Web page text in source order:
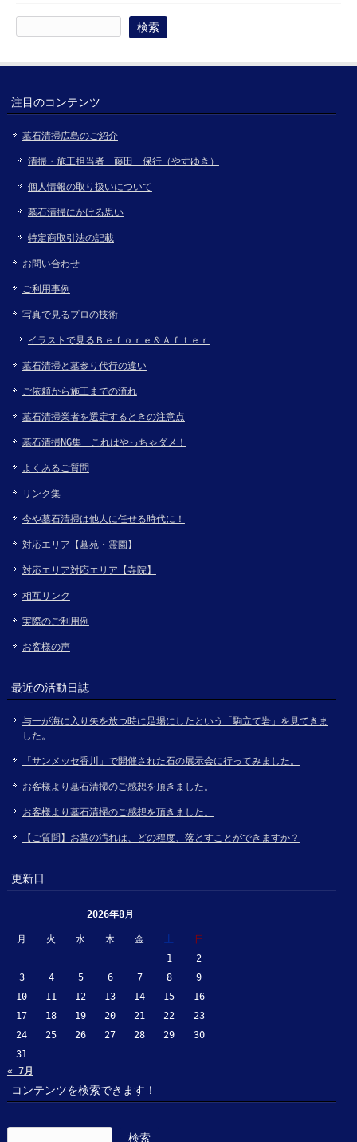
索:
注目のコンテンツ
墓石清掃広島のご紹介
清掃・施工担当者 藤田 保行（やすゆき）
個人情報の取り扱いについて
墓石清掃にかける思い
特定商取引法の記載
お問い合わせ
ご利用事例
写真で見るプロの技術
イラストで見るＢｅｆｏｒｅ＆Ａｆｔｅｒ
墓石清掃と墓参り代行の違い
ご依頼から施工までの流れ
墓石清掃業者を選定するときの注意点
墓石清掃NG集 これはやっちゃダメ！
よくあるご質問
リンク集
今や墓石清掃は他人に任せる時代に！
対応エリア【墓苑・霊園】
対応エリア対応エリア【寺院】
相互リンク
実際のご利用例
お客様の声
最近の活動日誌
与一が海に入り矢を放つ時に足場にしたという「駒立て岩」を見てきま
した。
「サンメッセ香川」で開催された石の展示会に行ってみました。
お客様より墓石清掃のご感想を頂きました。
お客様より墓石清掃のご感想を頂きました。
【ご質問】お墓の汚れは、どの程度、落とすことができますか？
更新日
2026年8月
月 火 水 木 金 土
日
1
2
3
4 5 6 7 8
9
10
11 12 13 14 15
16
17
18 19 20 21 22
23
24
25 26 27 28 29
30
31
« 7月
コンテンツを検索できます！